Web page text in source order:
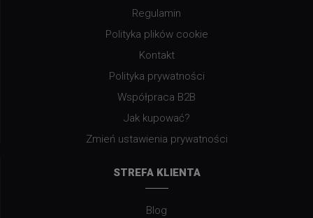
Regulamin
Polityka plików cookie
Kontakt
Polityka prywatności
Współpraca B2B
Jak kupować?
Zmień ustawienia prywatności
STREFA KLIENTA
Blog